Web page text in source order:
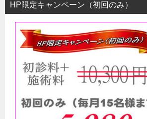
HP限定キャンペーン（初回のみ）